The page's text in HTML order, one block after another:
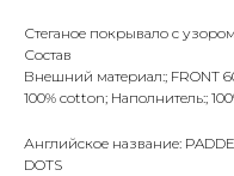
Стеганое покрывало с
Состав
Внешний материал:; FRONT
100% cotton; Наполнитель:;
Английское название:
DOTS